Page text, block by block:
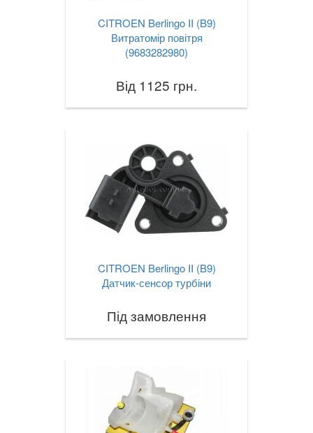
CITROEN Berlingo II (B9)
Витратомір повітря
(9683282980)
Від 1125 грн.
CITROEN Berlingo II (B9)
Датчик-сенсор турбіни
Під замовлення